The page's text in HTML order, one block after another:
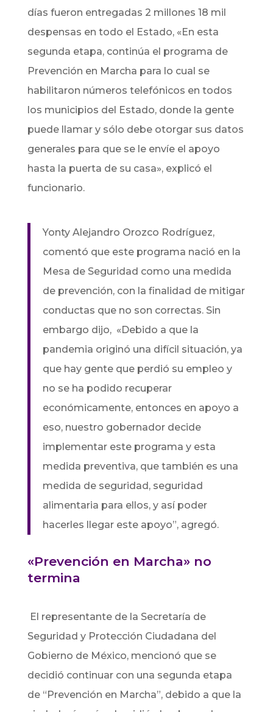
días fueron entregadas 2 millones 18 mil
despensas en todo el Estado, «En esta
segunda etapa, continúa el programa de
Prevención en Marcha para lo cual se
habilitaron números telefónicos en todos
los municipios del Estado, donde la gente
puede llamar y sólo debe otorgar sus datos
generales para que se le envíe el apoyo
hasta la puerta de su casa», explicó el
funcionario.
Yonty Alejandro Orozco Rodríguez,
comentó que este programa nació en la
Mesa de Seguridad como una medida
de prevención, con la finalidad de mitigar
conductas que no son correctas. Sin
embargo dijo, «Debido a que la
pandemia originó una difícil situación, ya
que hay gente que perdió su empleo y
no se ha podido recuperar
económicamente, entonces en apoyo a
eso, nuestro gobernador decide
implementar este programa y esta
medida preventiva, que también es una
medida de seguridad, seguridad
alimentaria para ellos, y así poder
hacerles llegar este apoyo”, agregó.
«Prevención en Marcha» no
termina
El representante de la Secretaría de
Seguridad y Protección Ciudadana del
Gobierno de México, mencionó que se
decidió continuar con una segunda etapa
de “Prevención en Marcha”, debido a que la